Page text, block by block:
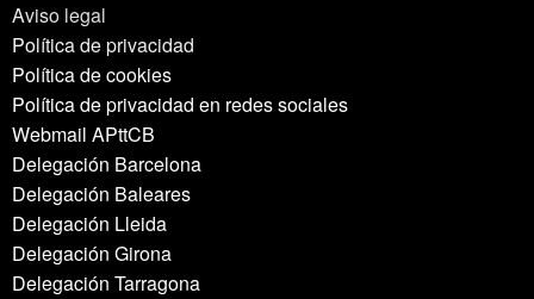
Aviso legal
Política de privacidad
Política de cookies
Política de privacidad en redes sociales
Webmail APttCB
Delegación Barcelona
Delegación Baleares
Delegación Lleida
Delegación Girona
Delegación Tarragona